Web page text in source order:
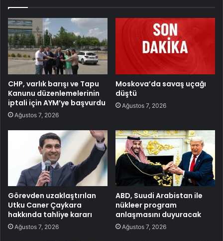
CHP, varlık barışı ve Tapu
Kanunu düzenlemelerinin
iptali için AYM’ye başvurdu
Ağustos 7, 2026
Moskova’da savaş uçağı
düştü
Ağustos 7, 2026
Görevden uzaklaştırılan
Utku Caner Çaykara
hakkında tahliye kararı
Ağustos 7, 2026
ABD, Suudi Arabistan ile
nükleer program
anlaşmasını duyuracak
Ağustos 7, 2026